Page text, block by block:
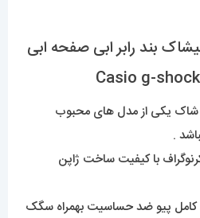
بند رابر ابی صفحه ابی
Casio g-
یکی از مدل های محبوب
.
با کیفیت ساخت ژاپن
پیو ضد حساسیت بهمراه سگک